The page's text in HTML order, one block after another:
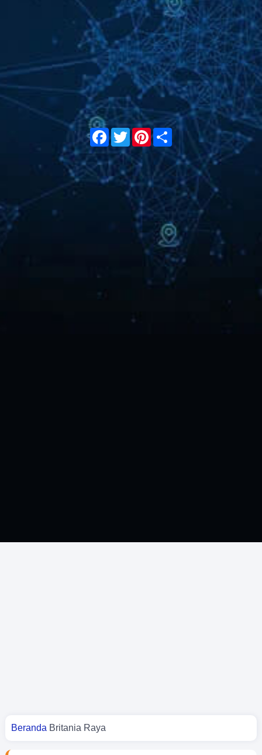
Facebook
TwitterPinterest
Share
Kamu di sini
Beranda Britania Raya